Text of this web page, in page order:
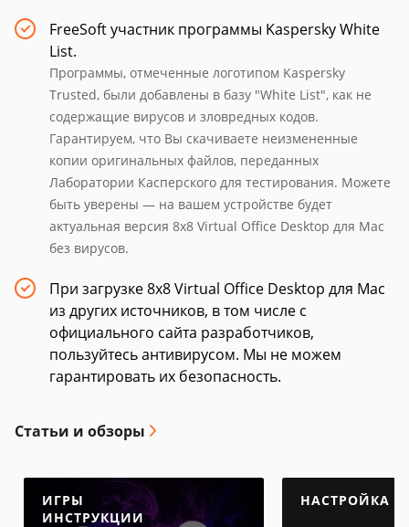
FreeSoft участник программы Kaspersky White
List.
Программы, отмеченные логотипом Kaspersky
Trusted, были добавлены в базу "White List", как не
содержащие вирусов и зловредных кодов.
Гарантируем, что Вы скачиваете неизмененные
копии оригинальных файлов, переданных
Лаборатории Касперского для тестирования. Можете
быть уверены — на вашем устройстве будет
актуальная версия 8х8 Virtual Office Desktop для Mac
без вирусов.
При загрузке 8х8 Virtual Office Desktop для Mac
из других источников, в том числе с
официального сайта разработчиков,
пользуйтесь антивирусом. Мы не можем
гарантировать их безопасность.
Статьи и обзоры
ИГРЫ
ИНСТРУКЦИИ
НАСТРОЙКА